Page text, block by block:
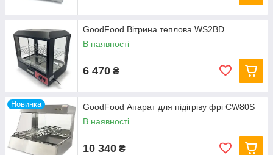
GoodFood Вітрина теплова WS2BD
В наявності
6 470 ₴
Новинка
GoodFood Апарат для підігріву фрі CW80S
В наявності
10 340 ₴